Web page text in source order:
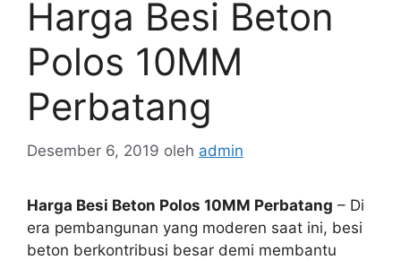
Harga Besi Beton
Polos 10MM
Perbatang
Desember 6, 2019 oleh admin
Harga Besi Beton Polos 10MM Perbatang – Di
era pembangunan yang moderen saat ini, besi
beton berkontribusi besar demi membantu